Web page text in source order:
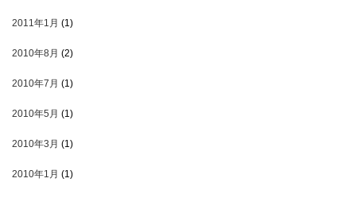
2011年1月 (1)
2010年8月 (2)
2010年7月 (1)
2010年5月 (1)
2010年3月 (1)
2010年1月 (1)